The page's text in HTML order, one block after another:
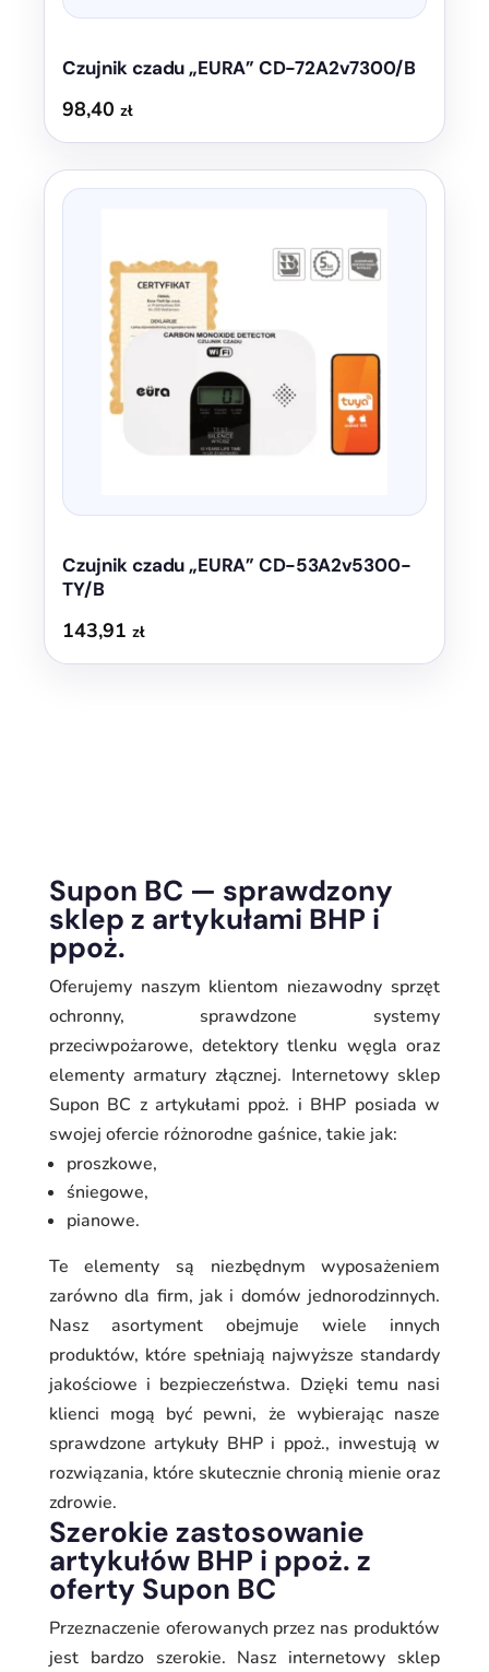
Czujnik czadu „EURA” CD-72A2v7300/B
98,40zł
Czujnik czadu „EURA” CD-53A2v5300-
TY/B
143,91zł
Supon BC — sprawdzony
sklep z artykułami BHP i
ppoż.
Oferujemy naszym klientom niezawodny sprzęt
ochronny, sprawdzone systemy
przeciwpożarowe, detektory tlenku węgla oraz
elementy armatury złącznej. Internetowy sklep
Supon BC z artykułami ppoż. i BHP posiada w
swojej ofercie różnorodne gaśnice, takie jak:
proszkowe,
śniegowe,
pianowe.
Te elementy są niezbędnym wyposażeniem
zarówno dla firm, jak i domów jednorodzinnych.
Nasz asortyment obejmuje wiele innych
produktów, które spełniają najwyższe standardy
jakościowe i bezpieczeństwa. Dzięki temu nasi
klienci mogą być pewni, że wybierając nasze
sprawdzone artykuły BHP i ppoż., inwestują w
rozwiązania, które skutecznie chronią mienie oraz
zdrowie.
Szerokie zastosowanie
artykułów BHP i ppoż. z
oferty Supon BC
Przeznaczenie oferowanych przez nas produktów
jest bardzo szerokie. Nasz internetowy sklep